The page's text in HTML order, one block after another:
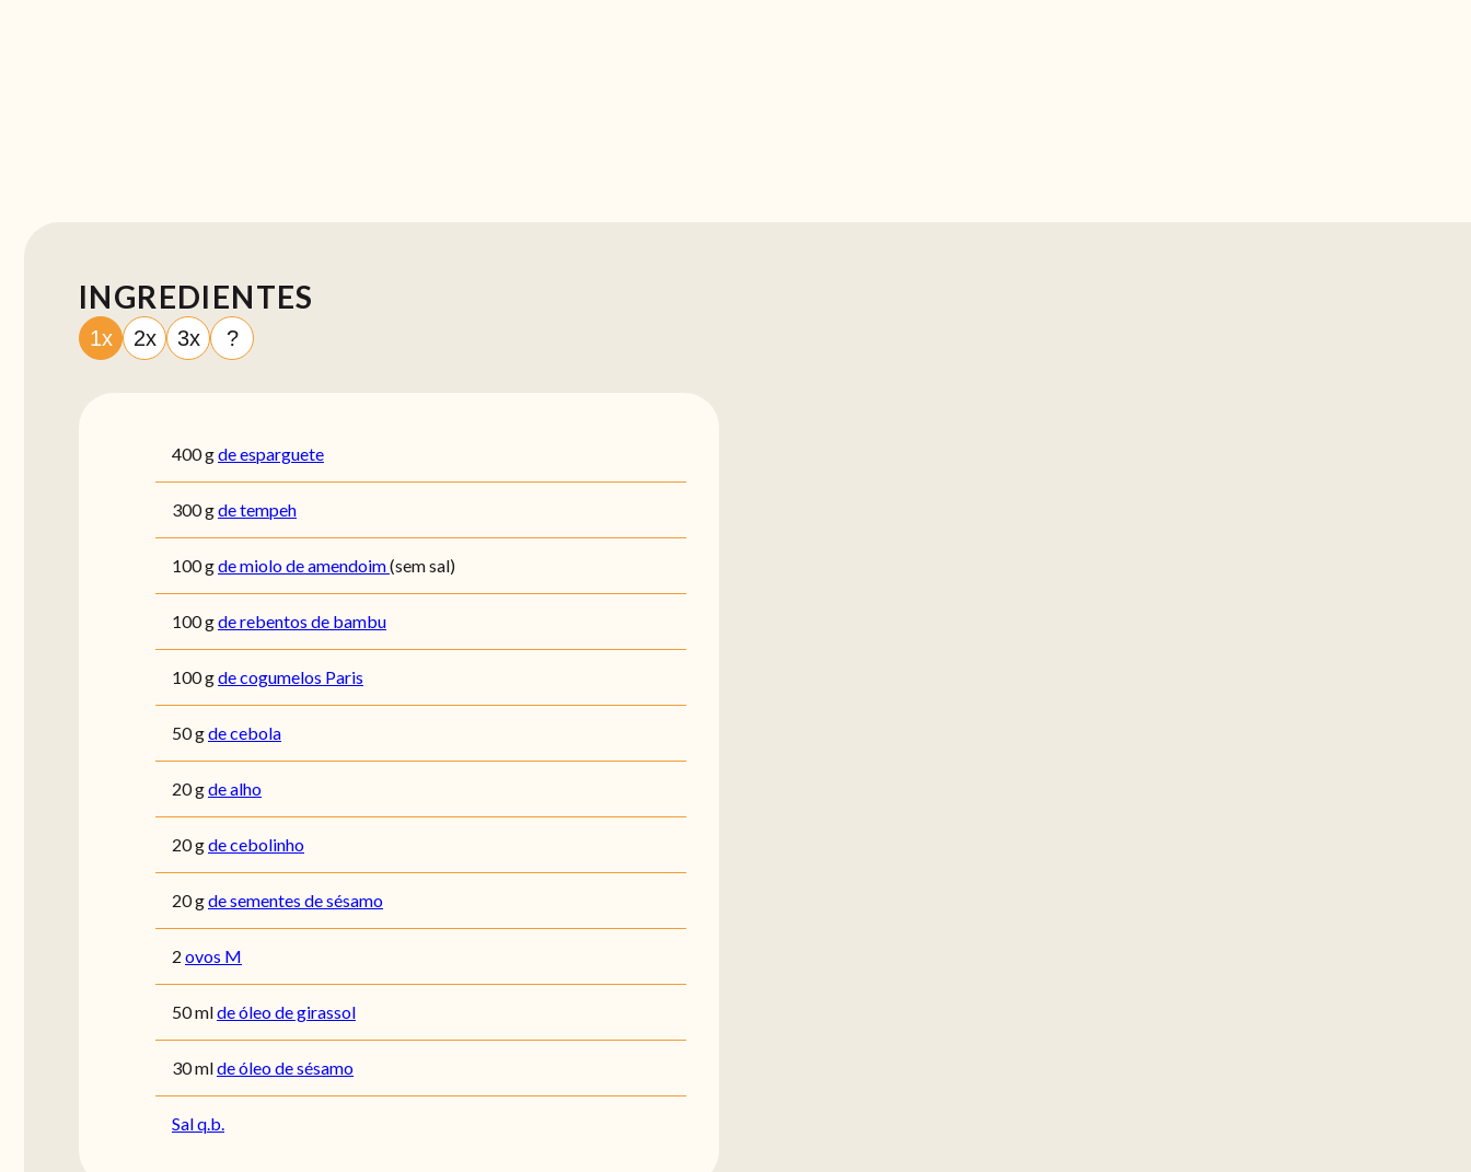
INGREDIENTES
1x 2x 3x ?
400gde esparguete
300gde tempeh
100gde miolo de amendoim(sem sal)
100gde rebentos de bambu
100gde cogumelos Paris
50gde cebola
20gde alho
20gde cebolinho
20gde sementes de sésamo
2 ovos M
50mlde óleo de girassol
30mlde óleo de sésamo
Sal q.b.